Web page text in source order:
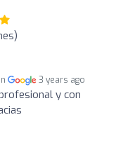
3 years ago
y con